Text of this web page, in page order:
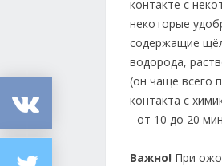
контакте с
некоторые
содержащие
водорода,
(он чаще всего
контакта с
- от 10 до 20
Важно! При